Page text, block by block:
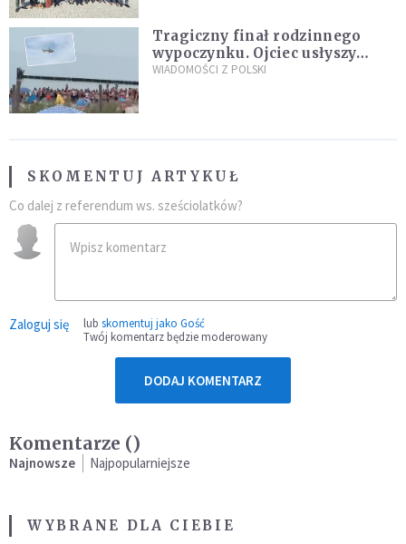
Tragiczny finał rodzinnego
wypoczynku. Ojciec usłyszy
zarzuty
WIADOMOŚCI Z POLSKI
SKOMENTUJ ARTYKUŁ
Co dalej z referendum ws. sześciolatków?
Zaloguj się lub skomentuj jako Gość
Twój komentarz będzie moderowany
DODAJ KOMENTARZ
Komentarze ()
Najnowsze Najpopularniejsze
WYBRANE DLA CIEBIE